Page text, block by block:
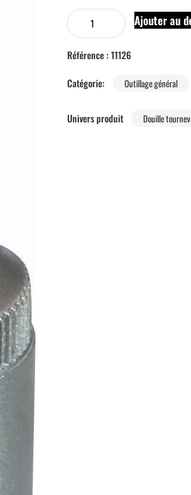
Ajouter au
Référence : 11126
Catégorie:
Outillage général
Univers produit Douille